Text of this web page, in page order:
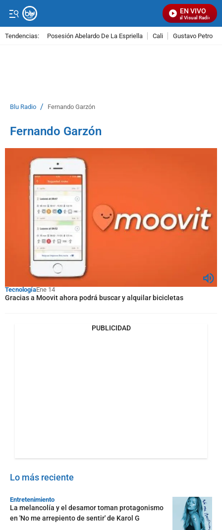
EN VIVO
Señal Visual Radio
Tendencias: Posesión Abelardo De La Espriella Cali Gustavo Petro
Blu Radio / Fernando Garzón
Fernando Garzón
TecnologíaEne 14
Gracias a Moovit ahora podrá buscar y alquilar bicicletas
PUBLICIDAD
Lo más reciente
Entretenimiento
La melancolía y el desamor toman protagonismo
en 'No me arrepiento de sentir' de Karol G